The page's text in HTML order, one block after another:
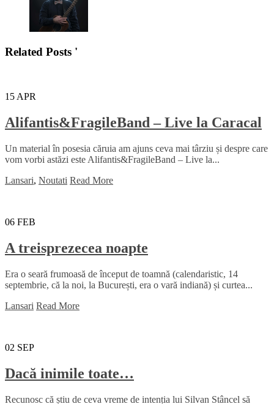
Related Posts '
15 APR
Alifantis&FragileBand – Live la Caracal
Un material în posesia căruia am ajuns ceva mai târziu și despre care
vom vorbi astăzi este Alifantis&FragileBand – Live la...
Lansari, Noutati Read More
06 FEB
A treisprezecea noapte
Era o seară frumoasă de început de toamnă (calendaristic, 14
septembrie, că la noi, la București, era o vară indiană) și curtea...
Lansari Read More
02 SEP
Dacă inimile toate…
Recunosc că știu de ceva vreme de intenția lui Silvan Stâncel să